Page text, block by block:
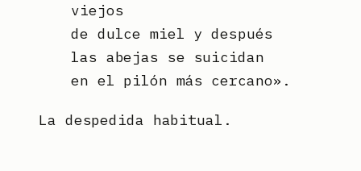
viejos
de dulce miel y después
las abejas se suicidan
en el pilón más cercano».
La despedida habitual.